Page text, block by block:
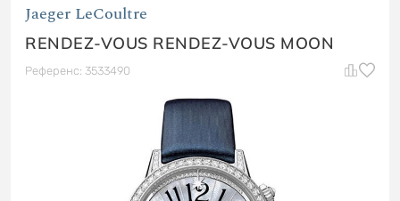
Jaeger LeCoultre
RENDEZ-VOUS RENDEZ-VOUS MOON
Референс: 3533490